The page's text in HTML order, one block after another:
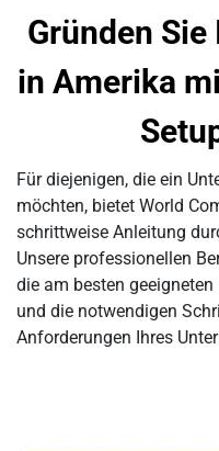
Gründen
in Amerika
Für diejenigen, die ein
möchten, bietet World
schrittweise Anleitung
Unsere professionellen
die am besten
und die notwendigen
Anforderungen Ihres